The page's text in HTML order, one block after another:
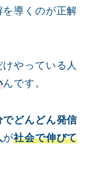
導くのが正解
やっている人
んです。
でどんどん発信
が社会で伸びて